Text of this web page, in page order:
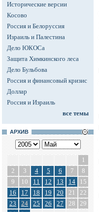
Исторические версии
Косово
Россия и Белоруссия
Израиль и Палестина
Дело ЮКОСа
Защита Химкинского леса
Дело Бульбова
Россия и финансовый кризис
Доллар
Россия и Израиль
все темы
АРХИВ
1
2
3 4 5 6 7
8
9
10 11 12 13 14
15
16
17 18 19 20 21
22
23
24 25 26 27 28
29